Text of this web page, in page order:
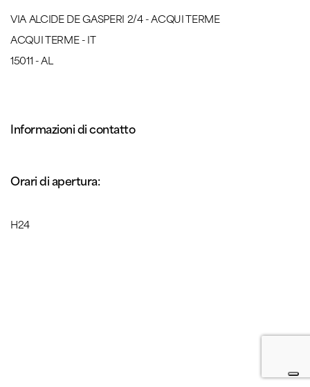
VIA ALCIDE DE GASPERI 2/4 - ACQUI TERME
ACQUI TERME - IT
15011 - AL
Informazioni di contatto
Orari di apertura:
H24